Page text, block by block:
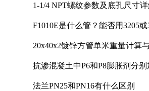
1-1/4 NPT螺纹参数及底孔尺寸
F1010E是什么管？能否用3205或
20x40x2镀锌方管单米重量计算
抗渗混凝土中P6和P8膨胀剂分
法兰PN25和PN16有什么区别